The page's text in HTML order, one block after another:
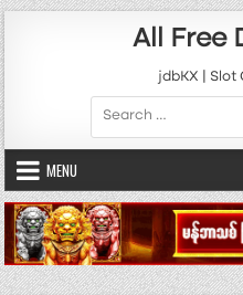
Skip to content
All Free
jdbKX | Slot
Search for:
MENU